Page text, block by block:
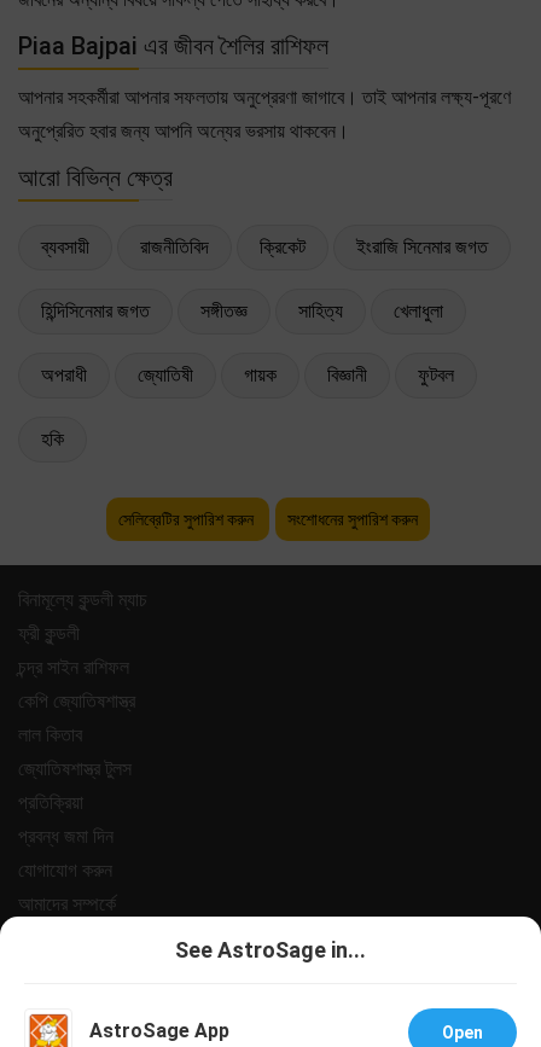
Piaa Bajpai এর জীবন শৈলির রাশিফল
আপনার সহকর্মীরা আপনার সফলতায় অনুপ্রেরণা জাগাবে। তাই আপনার লক্ষ্য-পূরণে
অনুপ্রেরিত হবার জন্য আপনি অন্যের ভরসায় থাকবেন।
আরো বিভিন্ন ক্ষেত্র
ব্যবসায়ী রাজনীতিবিদ ক্রিকেট ইংরাজি সিনেমার জগত
হিন্দিসিনেমার জগত সঙ্গীতজ্ঞ সাহিত্য খেলাধুলা
অপরাধী জ্যোতিষী গায়ক বিজ্ঞানী ফুটবল
হকি
সেলিব্রেটির সুপারিশ করুন সংশোধনের সুপারিশ করুন
বিনামূল্যে কুন্ডলী ম্যাচ
ফ্রী কুন্ডলী
চন্দ্র সাইন রাশিফল
কেপি জ্যোতিষশাস্ত্র
লাল কিতাব
জ্যোতিষশাস্ত্র টুলস
প্রতিক্রিয়া
প্রবন্ধ জমা দিন
যোগাযোগ করুন
আমাদের সম্পর্কে
সহায়তা
See AstroSage in...
AstroSage App Open